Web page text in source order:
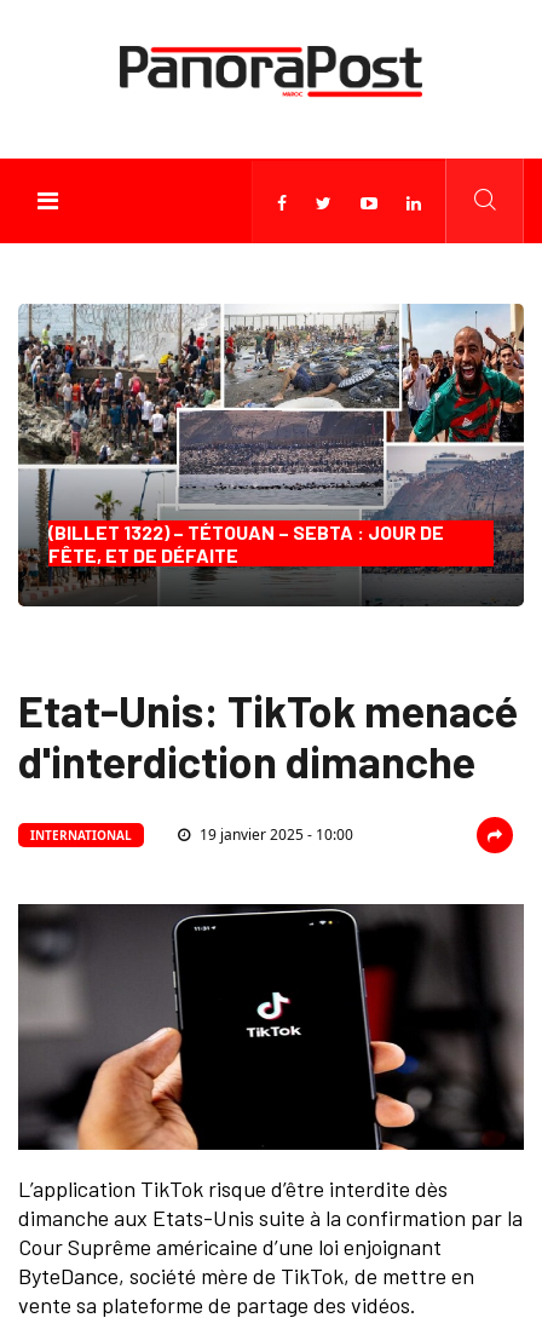
(BILLET 1322) – TÉTOUAN – SEBTA : JOUR DE
FÊTE, ET DE DÉFAITE
Etat-Unis: TikTok menacé
d'interdiction dimanche
INTERNATIONAL 19 janvier 2025 - 10:00
L’application TikTok risque d’être interdite dès
dimanche aux Etats-Unis suite à la confirmation par la
Cour Suprême américaine d’une loi enjoignant
ByteDance, société mère de TikTok, de mettre en
vente sa plateforme de partage des vidéos.